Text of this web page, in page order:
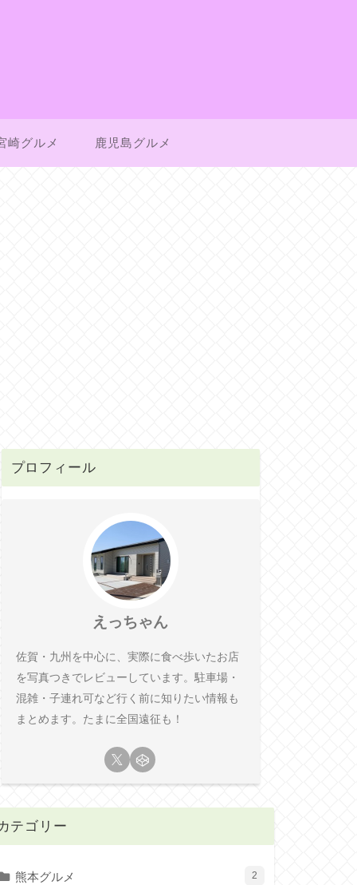
崎グルメ 鹿児島グルメ
プロフィール
えっちゃん
佐賀・九州を中心に、実際に食べ歩いたお店
を写真つきでレビューしています。駐車場・
混雑・子連れ可など行く前に知りたい情報も
まとめます。たまに全国遠征も！
テゴリー
熊本グルメ 2